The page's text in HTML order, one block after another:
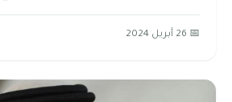
📅 26 أبريل 2024